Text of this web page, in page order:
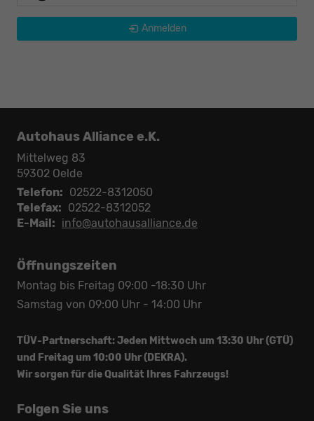
Anmelden
Autohaus Alliance e.K.
Mittelweg 83
59302 Oelde
Telefon: 02522-8312050
Telefax: 02522-8312052
E-Mail: info@autohausalliance.de
Öffnungszeiten
Montag bis Freitag 09:00 -18:30 Uhr
Samstag von 09:00 Uhr - 14:00 Uhr
TÜV-Partnerschaft: Jeden Mittwoch um 13:30 Uhr (GTÜ)
und Freitag um 10:00 Uhr (DEKRA).
Wir sorgen für die Qualität Ihres Fahrzeugs!
Folgen Sie uns